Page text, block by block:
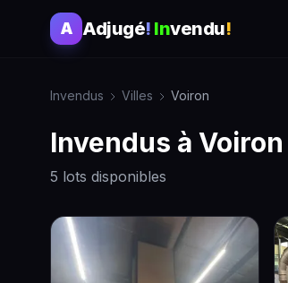
A Adjugé! Invendu!
Invendus Villes Voiron
Invendus à Voiron
5 lots disponibles